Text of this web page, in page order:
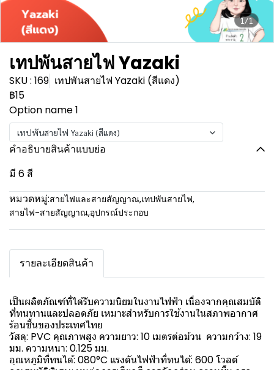
1/1
เทปพันสายไฟ Yazaki
SKU : 169 เทปพันสายไฟ Yazaki (สีแดง)
฿15
Option name 1
เทปพันสายไฟ Yazaki (สีแดง)
คำอธิบายสินค้าแบบย่อ
มี 6 สี
หมวดหมู่:สายไฟและสายสัญญาณ,เทปพันสายไฟ,
สายไฟ-สายสัญญาณ,อุปกรณ์ประกอบ
รายละเอียดสินค้า
เป็นผลิตภัณฑ์ที่ได้รับความนิยมในงานไฟฟ้า เนื่องจากคุณสมบัติ
ที่ทนทานและปลอดภัย เหมาะสำหรับการใช้งานในสภาพอากาศ
ร้อนชื้นของประเทศไทย
วัสดุ: PVC คุณภาพสูง ความยาว: 10 เมตรต่อม้วน ความกว้าง: 19
มม. ความหนา: 0.125 มม.
อุณหภูมิที่ทนได้: 080°C แรงดันไฟฟ้าที่ทนได้: 600 โวลต์